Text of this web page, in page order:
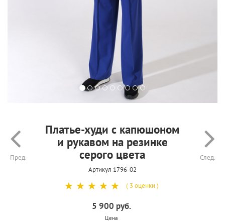
Пред.
Платье-худи с капюшоном
и рукавом на резинке
серого цвета
Артикул 1796-02
След.
☆
☆
☆
☆
☆ ( 3 оценки )
5 900 руб.
Цена